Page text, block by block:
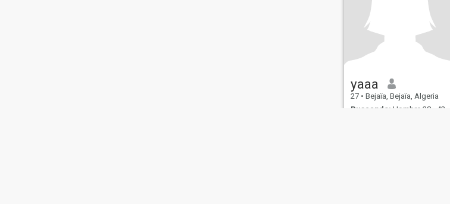
yaaa
27 • Bejaïa, Bejaïa, Algeria
Buscando: Hombre 28 - 42